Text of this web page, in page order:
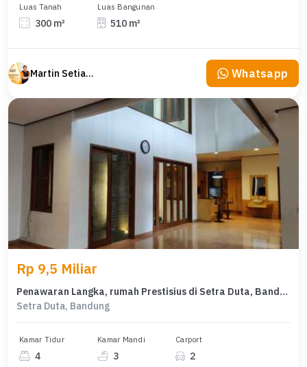
Luas Tanah
300 m²
Luas Bangunan
510 m²
Martin Setiawan Tjandra Whatsapp
Rp 9,5 Miliar
Penawaran Langka, rumah Prestisius di Setra Duta, Bandung, LB 520m²
Setra Duta, Bandung
Kamar Tidur
4
Kamar Mandi
3
Carport
2